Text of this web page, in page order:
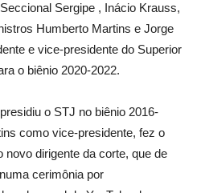
Sergipe , Inácio Krauss,
Humberto Martins e Jorge
e vice-presidente do Superior
o biênio 2020-2022.
o STJ no biênio 2016-
como vice-presidente, fez o
dirigente da corte, que de
cerimônia por